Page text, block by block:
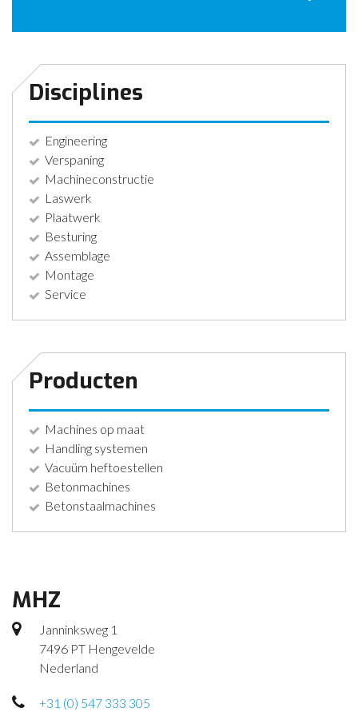
Disciplines
Engineering
Verspaning
Machineconstructie
Laswerk
Plaatwerk
Besturing
Assemblage
Montage
Service
Producten
Machines op maat
Handling systemen
Vacuüm heftoestellen
Betonmachines
Betonstaalmachines
MHZ
Janninksweg 1
7496 PT Hengevelde
Nederland
+31 (0) 547 333 305